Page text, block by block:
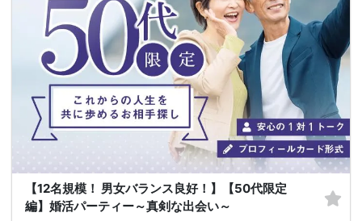
【12名規模！ 男女バランス良好！】【50代限定
編】婚活パーティー～真剣な出会い～